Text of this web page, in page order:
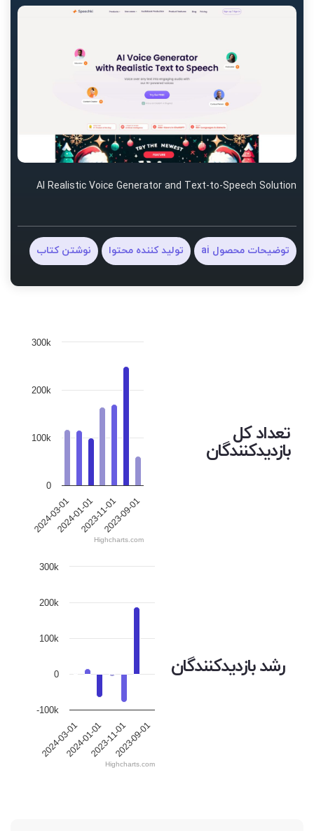
AI Realistic Voice Generator and Text-to-Speech Solution
توضیحات محصول ai تولید کننده محتوا نوشتن کتاب
تعداد کل
بازدیدکنندگان
2024-03-012024-01-012023-11-012023-09-01
0
100k
200k
300k
Highcharts.com
رشد بازدیدکنندگان
2024-03-012024-01-012023-11-012023-09-01
-100k
0
100k
200k
300k
Highcharts.com